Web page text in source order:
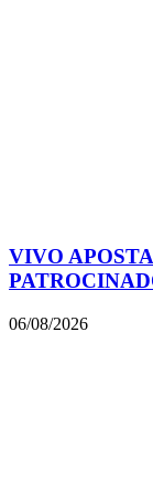
VIVO
06/08/2026